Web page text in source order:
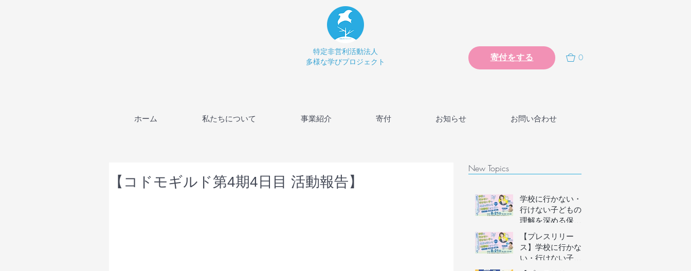
特定非営利活動法人
多様な学びプロジェクト
寄付をする 0
ホーム 私たちについて 事業紹介 寄付 お知らせ お問い合わせ
【コドモギルド第4期4日目 活動報告】
New Topics
学校に行かない・
行けない子どもの
理解を深める保護
者向けオンライン
イベントの参加者
を募集します（長
【プレスリリー
ス】学校に行かな
い・行けない子ど
もの理解を深める